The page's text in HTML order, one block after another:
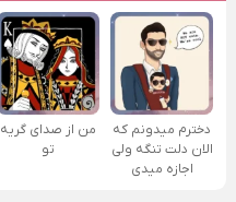
دخترم میدونم که
الان دلت تنگه ولی
اجازه میدی
من از صدای گريه
تو